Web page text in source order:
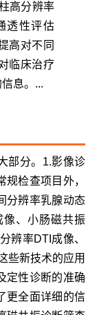
高分辨率
透性评估
高对不同
临床治疗
息。...
部分。1.影像诊
检查项目外，
分辨率乳腺动态
像、小肠磁共振
辨率DTI成像、
些新技术的应用
定性诊断的准确
更全面详细的信